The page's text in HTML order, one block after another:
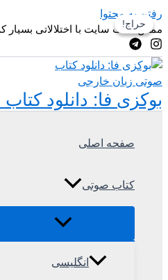
رفتن به محتوا
ممکن است سایت با اختلالاتی
بوکزی فا: دانلود
صفحه اصلی
کتاب صوتی
انگلیسی
حراج!
حراج!